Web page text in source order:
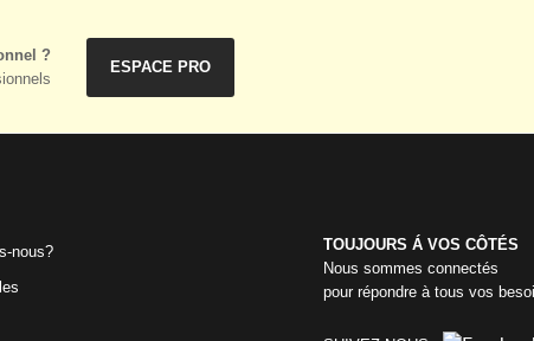
?
ESPACE PRO
nous?
TOUJOURS Á VOS CÔTÉS
Nous sommes connectés
pour répondre à tous vos